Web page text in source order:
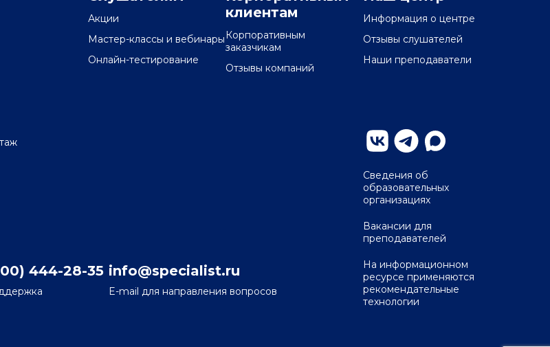
Акции
Мастер-классы и вебинары
Онлайн-тестирование
клиентам
Корпоративным
заказчикам
Отзывы компаний
Информация о центре
Отзывы слушателей
Наши преподаватели
444-28-35 info@specialist.ru
E-mail для направления вопросов
Сведения об
образовательных
организациях
Вакансии для
преподавателей
На информационном
ресурсе применяются
рекомендательные
технологии